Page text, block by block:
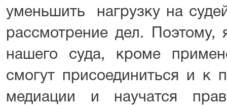
уменьшить нагрузку на
рассмотрение дел. Поэтому,
нашего суда, кроме
смогут присоединиться и к
медиации и научатся